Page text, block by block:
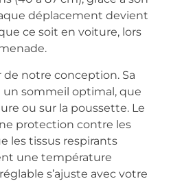
déplacement devient
ce soit en voiture, lors
notre conception. Sa
sommeil optimal, que
ou sur la poussette. Le
protection contre les
les tissus respirants
une température
s’ajuste avec votre